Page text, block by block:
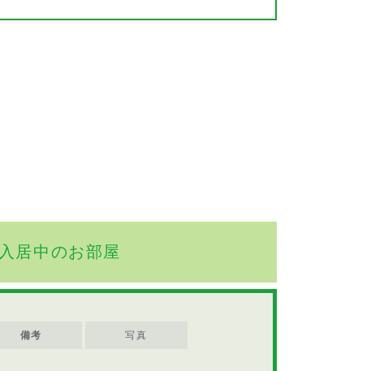
入居中のお部屋
備考 写真